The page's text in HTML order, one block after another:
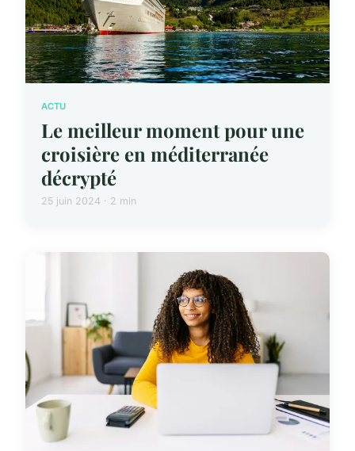
ACTU
Le meilleur moment pour une
croisière en méditerranée
décrypté
25 juin 2024 · 2 min